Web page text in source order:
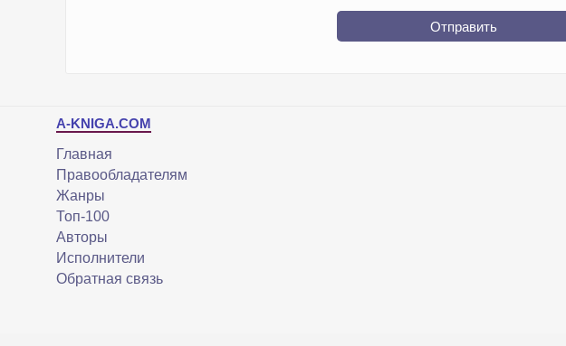
Отправить
A-KNIGA.COM
Главная
Правообладателям
Жанры
Топ-100
Авторы
Исполнители
Обратная связь